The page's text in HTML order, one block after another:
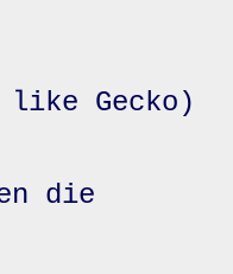
like Gecko)
die